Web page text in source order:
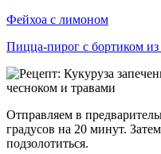
Фейхоа с лимоном
Пицца-пирог с бортиком из
Отправляем в
градусов на 20 минут.
подзолотиться.